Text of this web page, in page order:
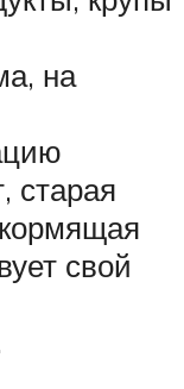
на
старая
свой